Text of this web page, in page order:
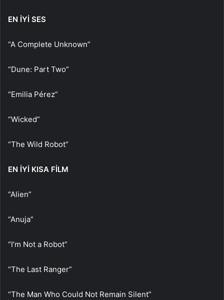
EN İYİ SES
“A Complete Unknown”
“Dune: Part Two”
“Emilia Pérez”
“Wicked”
“The Wild Robot”
EN İYİ KISA FİLM
“Alien”
“Anuja”
“I’m Not a Robot”
“The Last Ranger”
“The Man Who Could Not Remain Silent”